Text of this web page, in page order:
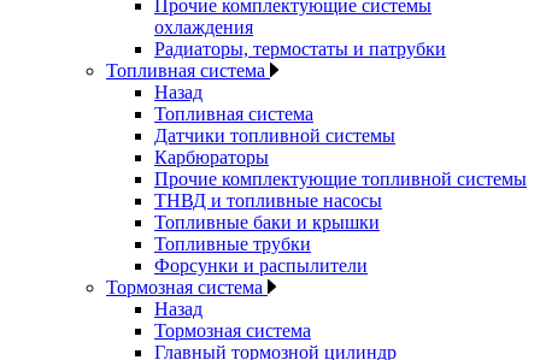
Прочие комплектующие системы
охлаждения
Радиаторы, термостаты и патрубки
Топливная система
Назад
Топливная система
Датчики топливной системы
Карбюраторы
Прочие комплектующие топливной системы
ТНВД и топливные насосы
Топливные баки и крышки
Топливные трубки
Форсунки и распылители
Тормозная система
Назад
Тормозная система
Главный тормозной цилиндр